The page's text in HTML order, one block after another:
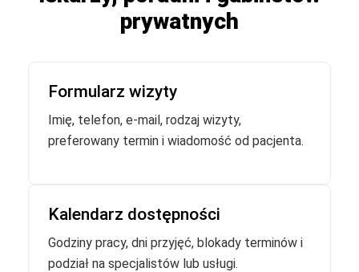
prywatnych
Formularz wizyty
Imię, telefon, e-mail, rodzaj wizyty,
preferowany termin i wiadomość od pacjenta.
Kalendarz dostępności
Godziny pracy, dni przyjęć, blokady terminów i
podział na specjalistów lub usługi.